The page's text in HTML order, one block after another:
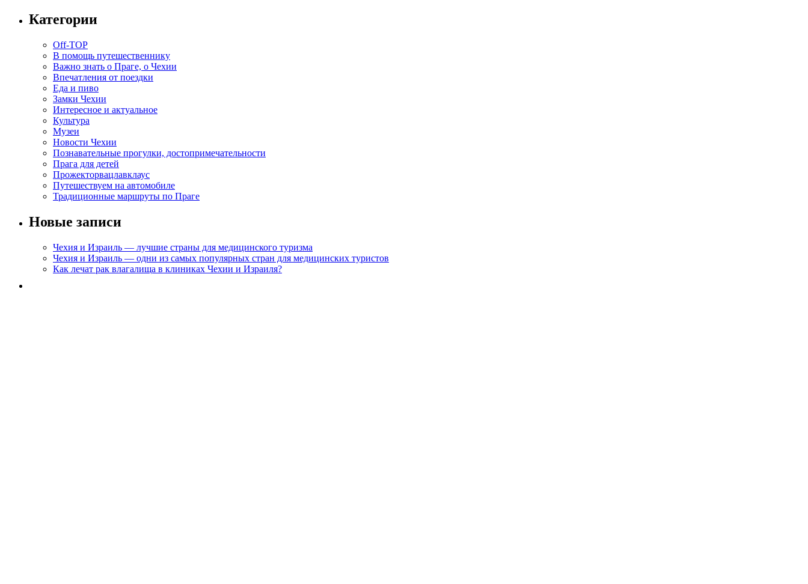
Категории
Off-TOP
В помощь путешественнику
Важно знать о Праге, о Чехии
Впечатления от поездки
Еда и пиво
Замки Чехии
Интересное и актуальное
Культура
Музеи
Новости Чехии
Познавательные прогулки, достопримечательности
Прага для детей
Прожекторвацлавклаус
Путешествуем на автомобиле
Традиционные маршруты по Праге
Новые записи
Чехия и Израиль — лучшие страны для медицинского туризма
Чехия и Израиль — одни из самых популярных стран для медицинских туристов
Как лечат рак влагалища в клиниках Чехии и Израиля?